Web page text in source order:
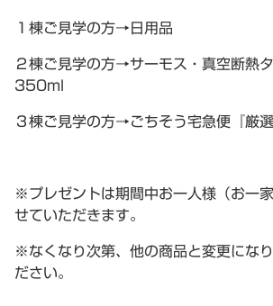
１棟ご見学の方→日用品
２棟ご見学の方→サーモス・真空断熱
350ml
３棟ご見学の方→ごちそう宅急便『厳選
※プレゼントは期間中お一人様（お一
せていただきます。
※なくなり次第、他の商品と変更にな
ださい。